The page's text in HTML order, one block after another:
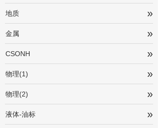
地质 »
金属 »
CSONH »
物理(1) »
物理(2) »
液体-油标 »